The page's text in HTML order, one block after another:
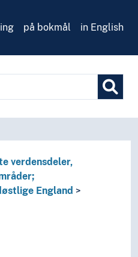
på bokmål in English
verdensdeler,
England